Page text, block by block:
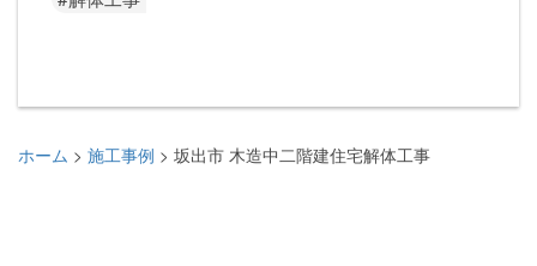
ホーム > 施工事例 > 坂出市 木造中二階建住宅解体工事